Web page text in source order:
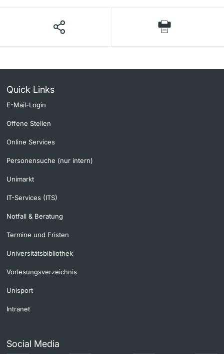
Sprachenzentrum
Lernräume
Quick Links
E-Mail-Login
Offene Stellen
Online Services
Personensuche (nur intern)
Unimarkt
IT-Services (ITS)
Notfall & Beratung
Termine und Fristen
Universitätsbibliothek
Vorlesungsverzeichnis
Unisport
Intranet
Social Media